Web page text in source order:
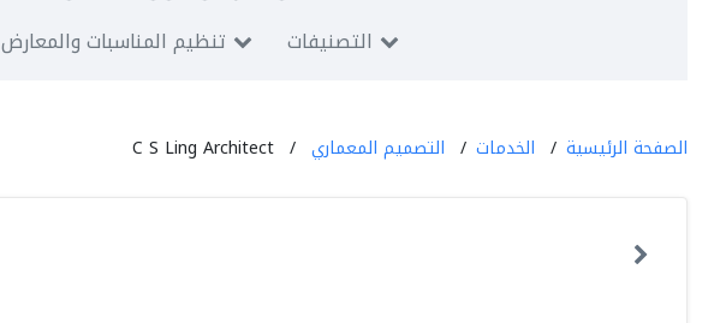
تنظيم المناسبات والمعارض التصنيفات
الصفحة الرئيسية الخدمات التصميم المعماري C S Ling Architect